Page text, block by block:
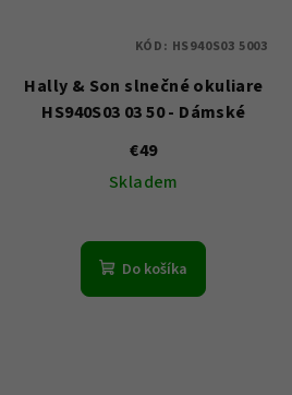
Hally & Son slnečné okuliare
HS940S03 03 50 - Dámské
€49
Skladem
Do košíka
KÓD: HS940S03 5003